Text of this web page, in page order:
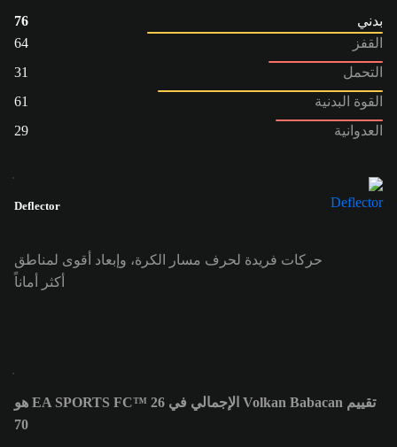
بدني
76
القفز
64
التحمل
31
القوة البدنية
61
العدوانية
29
Deflector
حركات فريدة لحرف مسار الكرة، وإبعاد أقوى لمناطق
أكثر أماناً
تقييم Volkan Babacan الإجمالي في EA SPORTS FC™ 26 هو
70